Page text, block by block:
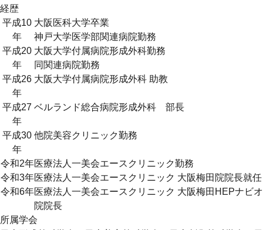
経歴
平成10
年
大阪医科大学卒業
神戸大学医学部関連病院勤務
平成20
年
大阪大学付属病院形成外科勤務
同関連病院勤務
平成26
年
大阪大学付属病院形成外科 助教
平成27
年
ベルランド総合病院形成外科 部長
平成30
年
他院美容クリニック勤務
令和2年医療法人一美会エースクリニック勤務
令和3年医療法人一美会エースクリニック 大阪梅田院院長就任
令和6年医療法人一美会エースクリニック 大阪梅田HEPナビオ
院院長
所属学会